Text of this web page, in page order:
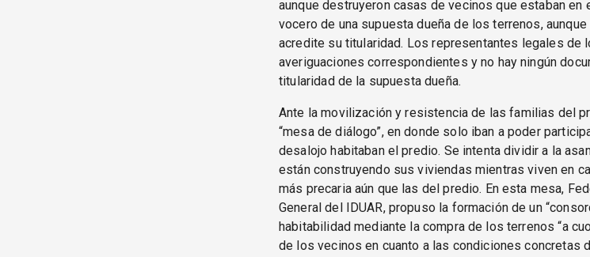
aunque destruyeron casas de vecinos que estaban en
vocero de una supuesta dueña de los terrenos,
acredite su titularidad. Los representantes legales de
averiguaciones correspondientes y no hay ningún
titularidad de la supuesta dueña.
Ante la movilización y resistencia de las familias del
“mesa de diálogo”, en donde solo iban a poder
desalojo habitaban el predio. Se intenta dividir a la
están construyendo sus viviendas mientras viven en
más precaria aún que las del predio. En esta mesa,
General del IDUAR, propuso la formación de un
habitabilidad mediante la compra de los terrenos “a
de los vecinos en cuanto a las condiciones concretas